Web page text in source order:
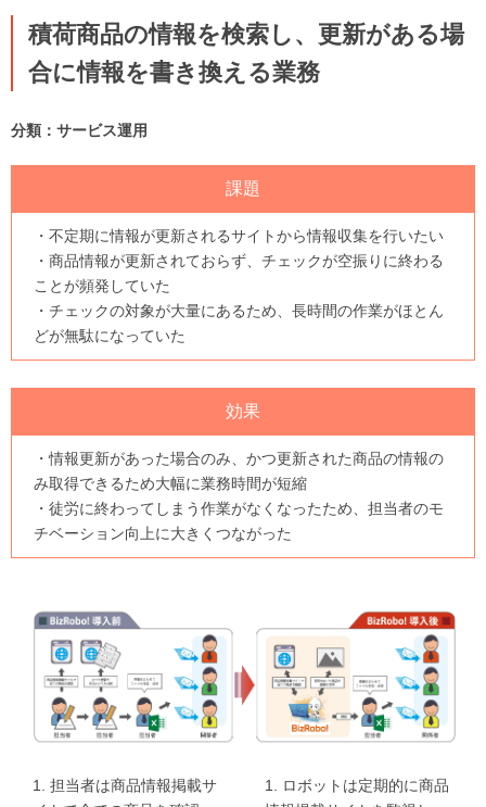
積荷商品の情報を検索し、更新がある場
合に情報を書き換える業務
分類：サービス運用
課題
・不定期に情報が更新されるサイトから情報収集を行いたい
・商品情報が更新されておらず、チェックが空振りに終わる
ことが頻発していた
・チェックの対象が大量にあるため、長時間の作業がほとん
どが無駄になっていた
効果
・情報更新があった場合のみ、かつ更新された商品の情報の
み取得できるため大幅に業務時間が短縮
・徒労に終わってしまう作業がなくなったため、担当者のモ
チベーション向上に大きくつながった
1. 担当者は商品情報掲載サ
1. ロボットは定期的に商品